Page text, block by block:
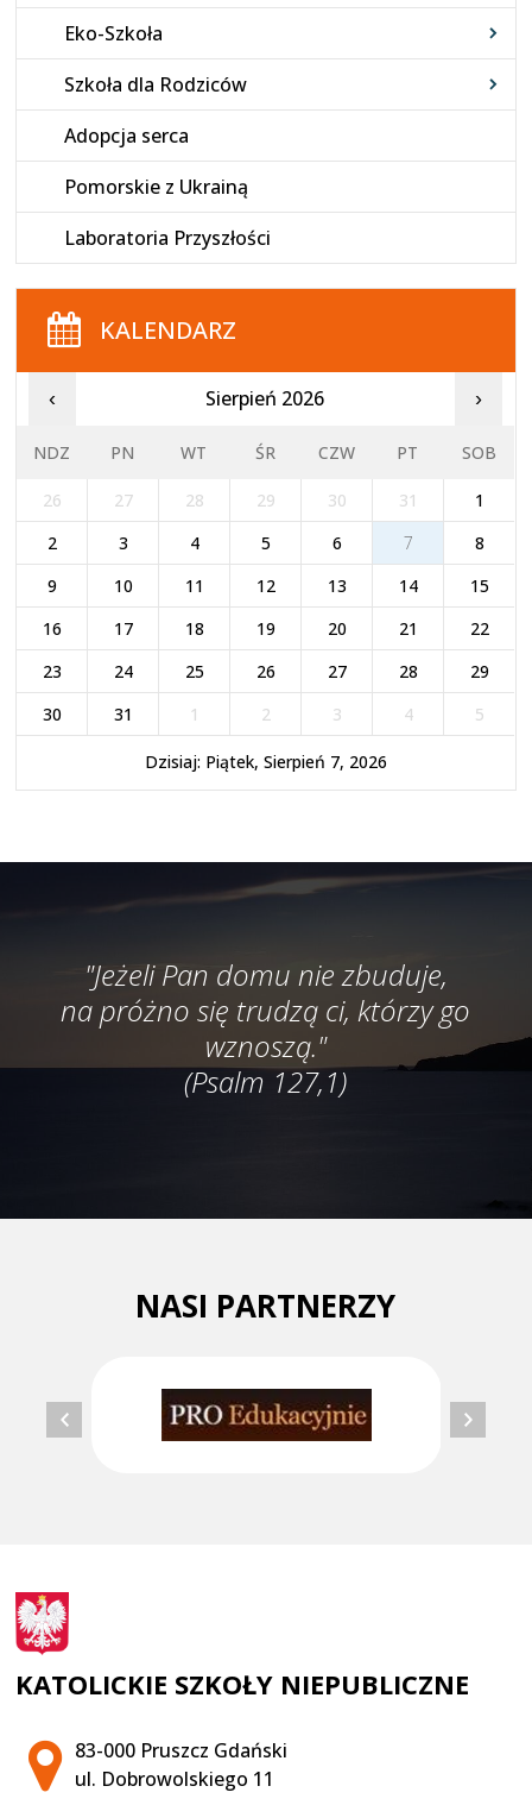
Eko-Szkoła
Szkoła dla Rodziców
Adopcja serca
Pomorskie z Ukrainą
Laboratoria Przyszłości
KALENDARZ
‹ Sierpień 2026 ›
NDZ PN WT ŚR CZW PT SOB
26 27 28 29 30 31
1
2
3 4 5 6 7
8
9
10 11 12 13 14
15
16
17 18 19 20 21
22
23
24 25 26 27 28
29
30
31 1 2 3 4 5
Dzisiaj: Piątek, Sierpień 7, 2026
"Jeżeli Pan domu nie zbuduje,
na próżno się trudzą ci, którzy go
wznoszą."
(Psalm 127,1)
NASI PARTNERZY
KATOLICKIE SZKOŁY NIEPUBLICZNE
Adres pocztowy:
83-000 Pruszcz Gdański
ul. Dobrowolskiego 11